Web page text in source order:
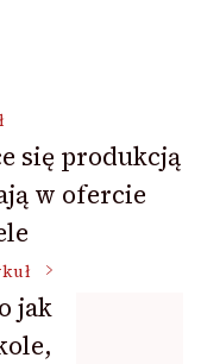
się produkcją
w ofercie
jak